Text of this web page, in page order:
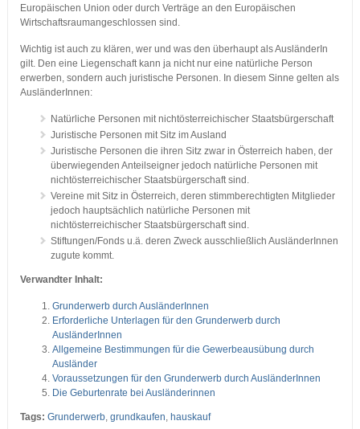
Europäischen Union oder durch Verträge an den Europäischen
Wirtschaftsraumangeschlossen sind.
Wichtig ist auch zu klären, wer und was den überhaupt als AusländerIn
gilt. Den eine Liegenschaft kann ja nicht nur eine natürliche Person
erwerben, sondern auch juristische Personen. In diesem Sinne gelten als
AusländerInnen:
Natürliche Personen mit nichtösterreichischer Staatsbürgerschaft
Juristische Personen mit Sitz im Ausland
Juristische Personen die ihren Sitz zwar in Österreich haben, der
überwiegenden Anteilseigner jedoch natürliche Personen mit
nichtösterreichischer Staatsbürgerschaft sind.
Vereine mit Sitz in Österreich, deren stimmberechtigten Mitglieder
jedoch hauptsächlich natürliche Personen mit
nichtösterreichischer Staatsbürgerschaft sind.
Stiftungen/Fonds u.ä. deren Zweck ausschließlich AusländerInnen
zugute kommt.
Verwandter Inhalt:
Grunderwerb durch AusländerInnen
Erforderliche Unterlagen für den Grunderwerb durch
AusländerInnen
Allgemeine Bestimmungen für die Gewerbeausübung durch
Ausländer
Voraussetzungen für den Grunderwerb durch AusländerInnen
Die Geburtenrate bei Ausländerinnen
Tags: Grunderwerb, grundkaufen, hauskauf